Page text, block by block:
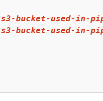
s3-bucket-used-in-
s3-bucket-used-in-